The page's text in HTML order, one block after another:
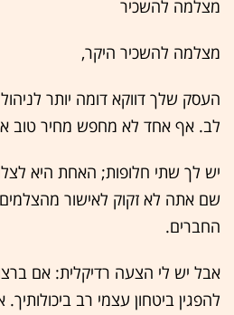
מצלמה להשכיר
מצלמה להשכיר היקר,
העסק שלך דווקא דומה יותר לניהול
לב. אף אחד לא מחפש מחיר טוב
יש לך שתי חלופות; האחת היא
שם אתה לא זקוק לאישור
החברים.
אבל יש לי הצעה רדיקלית: אם
להפגין ביטחון עצמי רב